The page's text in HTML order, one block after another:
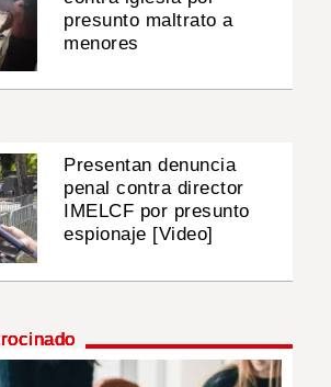
presunto maltrato a
menores
Presentan denuncia
penal contra director
IMELCF por presunto
espionaje [Video]